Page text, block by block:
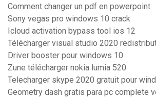
Comment changer un pdf en powerpoint
Sony vegas pro windows 10 crack
Icloud activation bypass tool ios 12
Télécharger visual studio 2020
Driver booster pour windows 10
Zune télécharger nokia lumia 520
Telecharger skype 2020 gratuit pour
Geometry dash gratis para pc complete